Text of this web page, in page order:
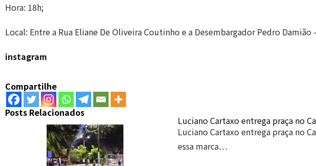
Hora: 18h;
Local: Entre a Rua Eliane De Oliveira Coutinho e a Desembargador Pedro Damião
instagram
Compartilhe
Posts Relacionados
Luciano Cartaxo entrega praça no
Luciano Cartaxo entrega praça no
essa marca…